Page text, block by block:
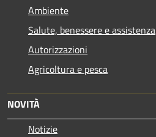
Ambiente
Salute, benessere e assistenza
Autorizzazioni
Agricoltura e pesca
NOVITÀ
Notizie